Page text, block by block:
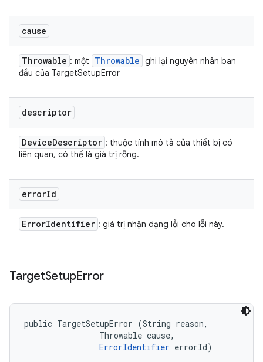
cause
Throwable : một Throwable ghi lại nguyên nhân ban
đầu của TargetSetupError
descriptor
DeviceDescriptor : thuộc tính mô tả của thiết bị có
liên quan, có thể là giá trị rỗng.
errorId
ErrorIdentifier : giá trị nhận dạng lỗi cho lỗi này.
TargetSetupError
public TargetSetupError (String reason,
                Throwable cause,
ErrorIdentifier errorId)